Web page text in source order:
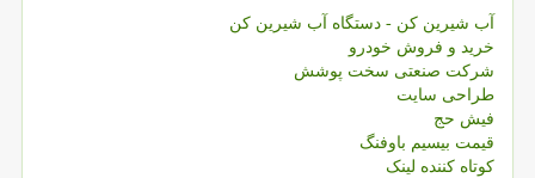
آب شیرین کن - دستگاه آب شیرین کن
خرید و فروش خودرو
شرکت صنعتی سخت پوشش
طراحی سایت
فیش حج
قیمت بیسیم باوفنگ
کوتاه کننده لینک